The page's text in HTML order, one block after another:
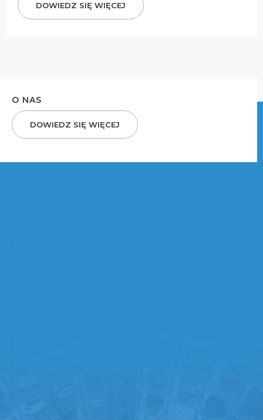
DOWIEDZ SIĘ WIĘCEJ
O NAS
DOWIEDZ SIĘ WIĘCEJ